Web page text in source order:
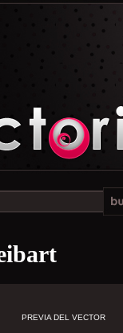
PREVIA DEL VECTOR